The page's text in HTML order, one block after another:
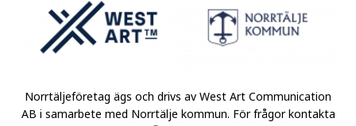
Norrtäljeföretag ägs och drivs av West Art Communication
AB i samarbete med Norrtälje kommun. För frågor kontakta